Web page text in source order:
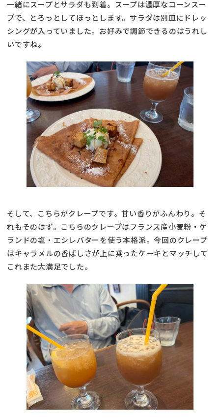
一緒にスープとサラダも到着。スープは濃厚なコーンスー
プで、とろっとしてほっとします。サラダは別皿にドレッ
シングが入っていました。お好みで調節できるのはうれし
いですね。
そして、こちらがクレープです。甘い香りがふんわり。そ
れもそのはず。こちらのクレープはフランス産小麦粉・ゲ
ランドの塩・エシレバターを使う本格派。今回のクレープ
はキャラメルの香ばしさが上に乗ったケーキとマッチして
これまた大満足でした。